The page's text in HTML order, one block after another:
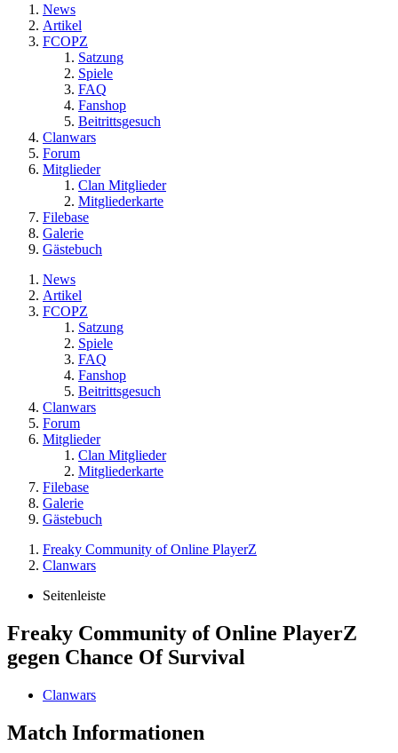
News
Artikel
FCOPZ
Satzung
Spiele
FAQ
Fanshop
Beitrittsgesuch
Clanwars
Forum
Mitglieder
Clan Mitglieder
Mitgliederkarte
Filebase
Galerie
Gästebuch
News
Artikel
FCOPZ
Satzung
Spiele
FAQ
Fanshop
Beitrittsgesuch
Clanwars
Forum
Mitglieder
Clan Mitglieder
Mitgliederkarte
Filebase
Galerie
Gästebuch
Freaky Community of Online PlayerZ
Clanwars
Seitenleiste
Freaky Community of Online PlayerZ
gegen Chance Of Survival
Clanwars
Match Informationen